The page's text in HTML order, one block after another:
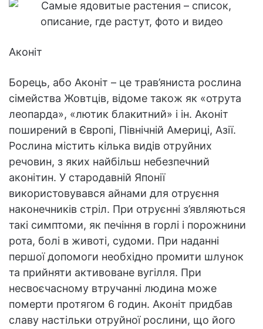
Аконіт
Борець, або Аконіт – це трав’яниста рослина
сімейства Жовтців, відоме також як «отрута
леопарда», «лютик блакитний» і ін. Аконіт
поширений в Європі, Північній Америці, Азії.
Рослина містить кілька видів отруйних
речовин, з яких найбільш небезпечний
аконітин. У стародавній Японії
використовувався айнами для отруєння
наконечників стріл. При отруєнні з’являються
такі симптоми, як печіння в горлі і порожнини
рота, болі в животі, судоми. При наданні
першої допомоги необхідно промити шлунок
та прийняти активоване вугілля. При
несвоєчасному втручанні людина може
померти протягом 6 годин. Аконіт придбав
славу настільки отруйної рослини, що його